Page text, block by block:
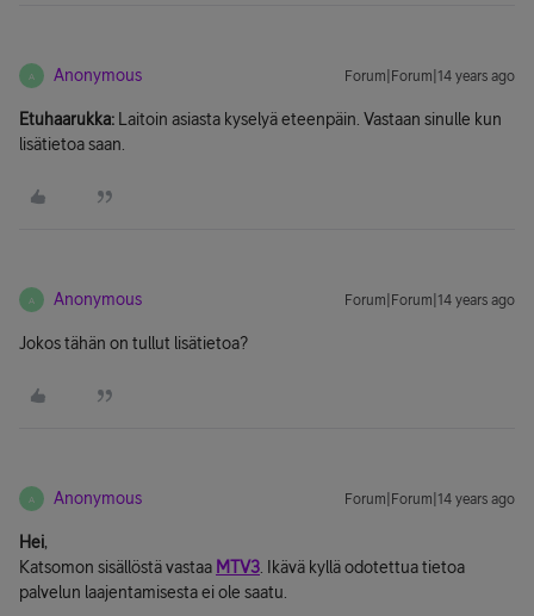
A Anonymous Forum|Forum|14 years ago
Etuhaarukka: Laitoin asiasta kyselyä eteenpäin. Vastaan sinulle kun
lisätietoa saan.
A Anonymous Forum|Forum|14 years ago
Jokos tähän on tullut lisätietoa?
A Anonymous Forum|Forum|14 years ago
Hei,
Katsomon sisällöstä vastaa MTV3 . Ikävä kyllä odotettua tietoa
palvelun laajentamisesta ei ole saatu.